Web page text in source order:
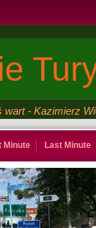
Minute Last Minute
Minute Galeria
wart - Kazimierz